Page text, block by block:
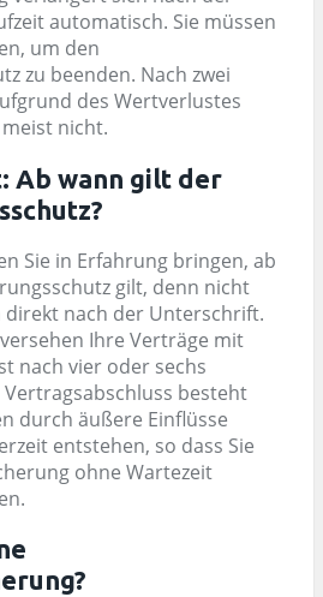
automatisch. Sie müssen
um den
zu beenden. Nach zwei
des Wertverlustes
nicht.
Ab wann gilt der
Sie in Erfahrung bringen, ab
gilt, denn nicht
direkt nach der Unterschrift.
Ihre Verträge mit
nach vier oder sechs
besteht
durch äußere Einflüsse
entstehen, so dass Sie
ohne Wartezeit